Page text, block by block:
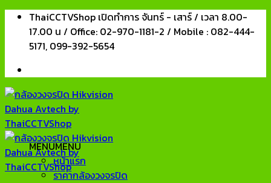
Skip
content
ThaiCCTVShop เปิดทำการ จันทร์ - เสาร์ / เวลา 8.00-
17.00 น / Office: 02-970-1181-2 / Mobile : 082-444-
5171, 099-392-5654
MENUMENU
หน้าแรก
ราคากล้องวงจรปิด